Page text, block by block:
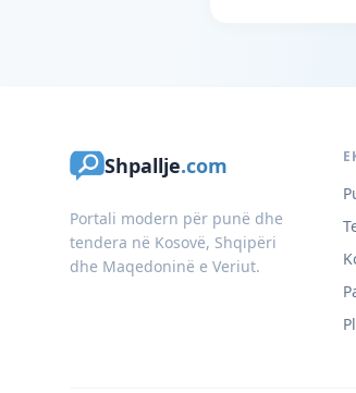
Shpallje.com
Portali modern për punë dhe
tendera në Kosovë, Shqipëri
dhe Maqedoninë e Veriut.